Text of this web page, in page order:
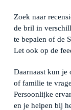
Zoek naar
de bril in
te bepalen of de
Let ook op de
Daarnaast kun je
of familie te
Persoonlijke
en je helpen bij